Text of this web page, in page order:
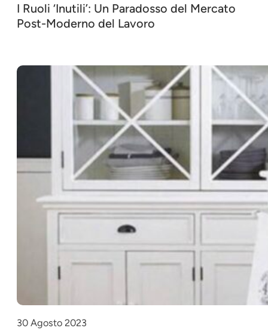
I Ruoli ‘Inutili’: Un Paradosso del Mercato
Post-Moderno del Lavoro
30 Agosto 2023